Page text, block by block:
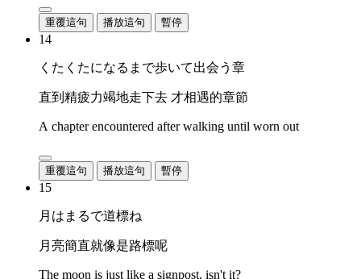
重覆這句 播放這句 暫停
14
くたくたになるまで歩いて出会う章
直到精疲力竭地走下去 才相遇的章節
A chapter encountered after walking until worn out
重覆這句 播放這句 暫停
15
月はまるで道標ね
月亮簡直就像是路標呢
The moon is just like a signpost, isn't it?